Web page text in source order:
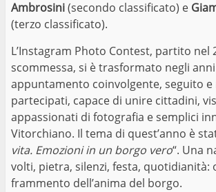
Ambrosini(secondo classificato) e
(terzo classificato).
L’Instagram Photo Contest, partito nel
scommessa, si è trasformato negli
appuntamento coinvolgente, seguito
partecipati, capace di unire cittadini,
appassionati di fotografia e semplici
Vitorchiano. Il tema di quest’anno è
vita. Emozioni in un borgo vero“. Una
volti, pietra, silenzi, festa, quotidianità:
frammento dell’anima del borgo.